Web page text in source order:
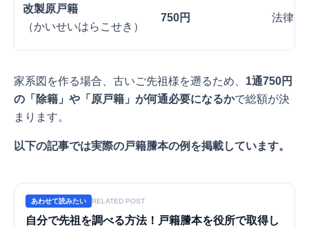
改製原戸籍
（かいせいはらこせき）
750円 法律改
家系図を作る場合、古いご先祖様を遡るため、 1通750円
の「除籍」や「原戸籍」が何通必要になるかで総額が決
まります。
以下の記事では実際の戸籍謄本の例を掲載しています。
あわせて読みたい RELATED POST
自分で先祖を調べる方法！戸籍謄本を役所で取得し